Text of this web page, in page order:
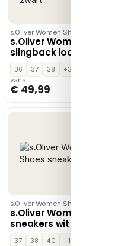
s.Oliver Women Shoes
s.Oliver Women Shoes
slingback loafers met
glitters zwart
36 37 38
+3
vanaf
€ 49,99
s.Oliver Women Shoes
s.Oliver Women Shoes
sneakers wit
37 38 40
+1